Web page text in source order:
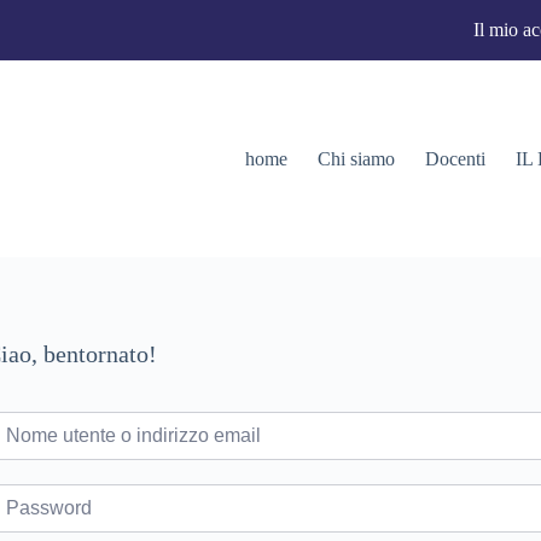
Il mio
home Chi siamo Docenti IL
bentornato!